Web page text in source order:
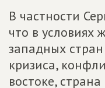
В частности
что в условиях
западных
кризиса,
востоке,